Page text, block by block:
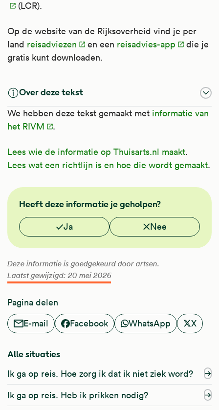
(LCR).
Op de website van de Rijksoverheid vind je per
land reisadviezen en een reisadvies-app
die je
gratis kunt downloaden.
Over deze tekst
We hebben deze tekst gemaakt met informatie van
het RIVM
.
Lees wie de informatie op Thuisarts.nl maakt.
Lees wat een richtlijn is en hoe die wordt gemaakt.
NHG
Heeft deze informatie je geholpen?
Vond je deze informatie nuttig?
Ja Nee
Deze informatie is goedgekeurd door artsen.
Laatst gewijzigd: 20 mei 2026
Pagina delen
E-mail
Facebook WhatsApp X
Alle situaties
Ik ga op reis. Hoe zorg ik dat ik niet ziek word?
Ik ga op reis. Heb ik prikken nodig?